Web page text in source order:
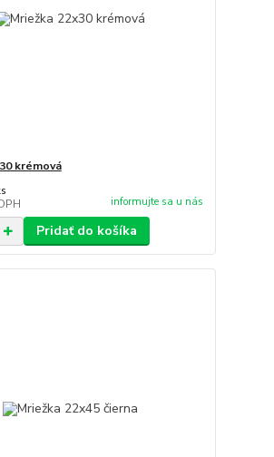
krémová
informujte sa u nás
Pridať do košíka